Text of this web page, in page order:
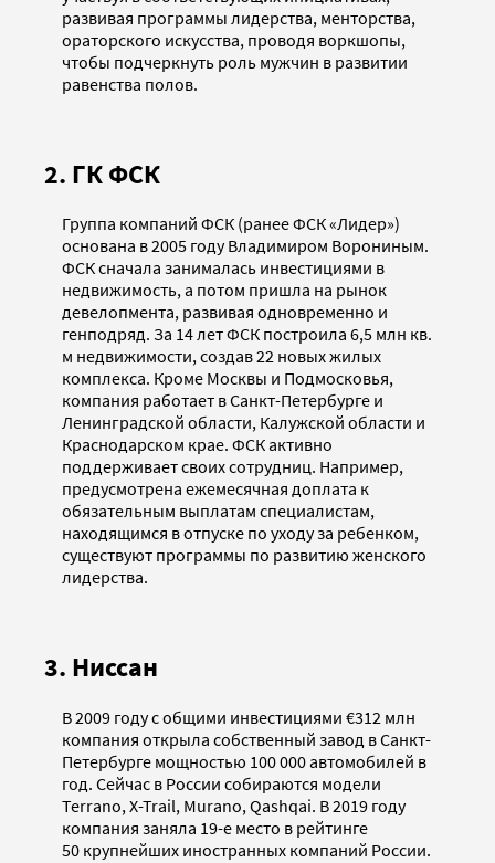
развивая программы лидерства, менторства,
ораторского искусства, проводя воркшопы,
чтобы подчеркнуть роль мужчин в развитии
равенства полов.
2. ГК ФСК
Группа компаний ФСК (ранее ФСК «Лидер»)
основана в 2005 году Владимиром Ворониным.
ФСК сначала занималась инвестициями в
недвижимость, а потом пришла на рынок
девелопмента, развивая одновременно и
генподряд. За 14 лет ФСК построила 6,5 млн кв.
м недвижимости, создав 22 новых жилых
комплекса. Кроме Москвы и Подмосковья,
компания работает в Санкт-Петербурге и
Ленинградской области, Калужской области и
Краснодарском крае. ФСК активно
поддерживает своих сотрудниц. Например,
предусмотрена ежемесячная доплата к
обязательным выплатам специалистам,
находящимся в отпуске по уходу за ребенком,
существуют программы по развитию женского
лидерства.
3. Ниссан
В 2009 году с общими инвестициями €312 млн
компания открыла собственный завод в Санкт-
Петербурге мощностью 100 000 автомобилей в
год. Сейчас в России собираются модели
Terrano, X-Trail, Murano, Qashqai. В 2019 году
компания заняла 19-е место в рейтинге
50 крупнейших иностранных компаний России.